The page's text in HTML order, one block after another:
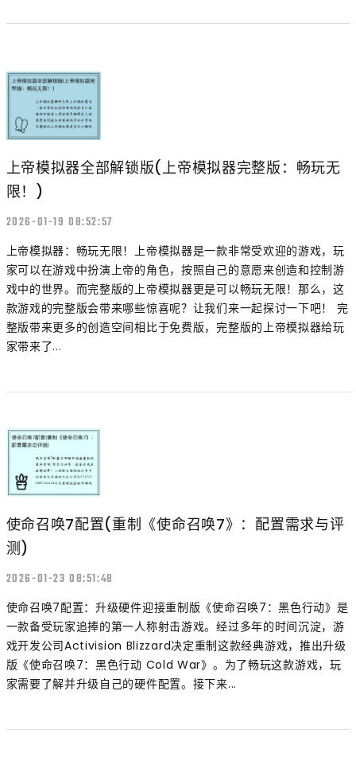
上帝模拟器全部解锁版(上帝模拟器完整版：畅玩无
限！)
2026-01-19 08:52:57
上帝模拟器：畅玩无限！上帝模拟器是一款非常受欢迎的游戏，玩
家可以在游戏中扮演上帝的角色，按照自己的意愿来创造和控制游
戏中的世界。而完整版的上帝模拟器更是可以畅玩无限！那么，这
款游戏的完整版会带来哪些惊喜呢？让我们来一起探讨一下吧！ 完
整版带来更多的创造空间相比于免费版，完整版的上帝模拟器给玩
家带来了...
使命召唤7配置(重制《使命召唤7》：配置需求与评
测)
2026-01-23 08:51:48
使命召唤7配置：升级硬件迎接重制版《使命召唤7：黑色行动》是
一款备受玩家追捧的第一人称射击游戏。经过多年的时间沉淀，游
戏开发公司Activision Blizzard决定重制这款经典游戏，推出升级
版《使命召唤7：黑色行动 Cold War》。为了畅玩这款游戏，玩
家需要了解并升级自己的硬件配置。接下来...